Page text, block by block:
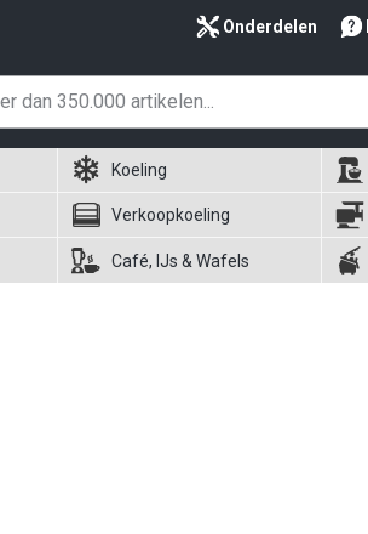
Onderdelen
Koeling
Verkoopkoeling
Café, IJs & Wafels